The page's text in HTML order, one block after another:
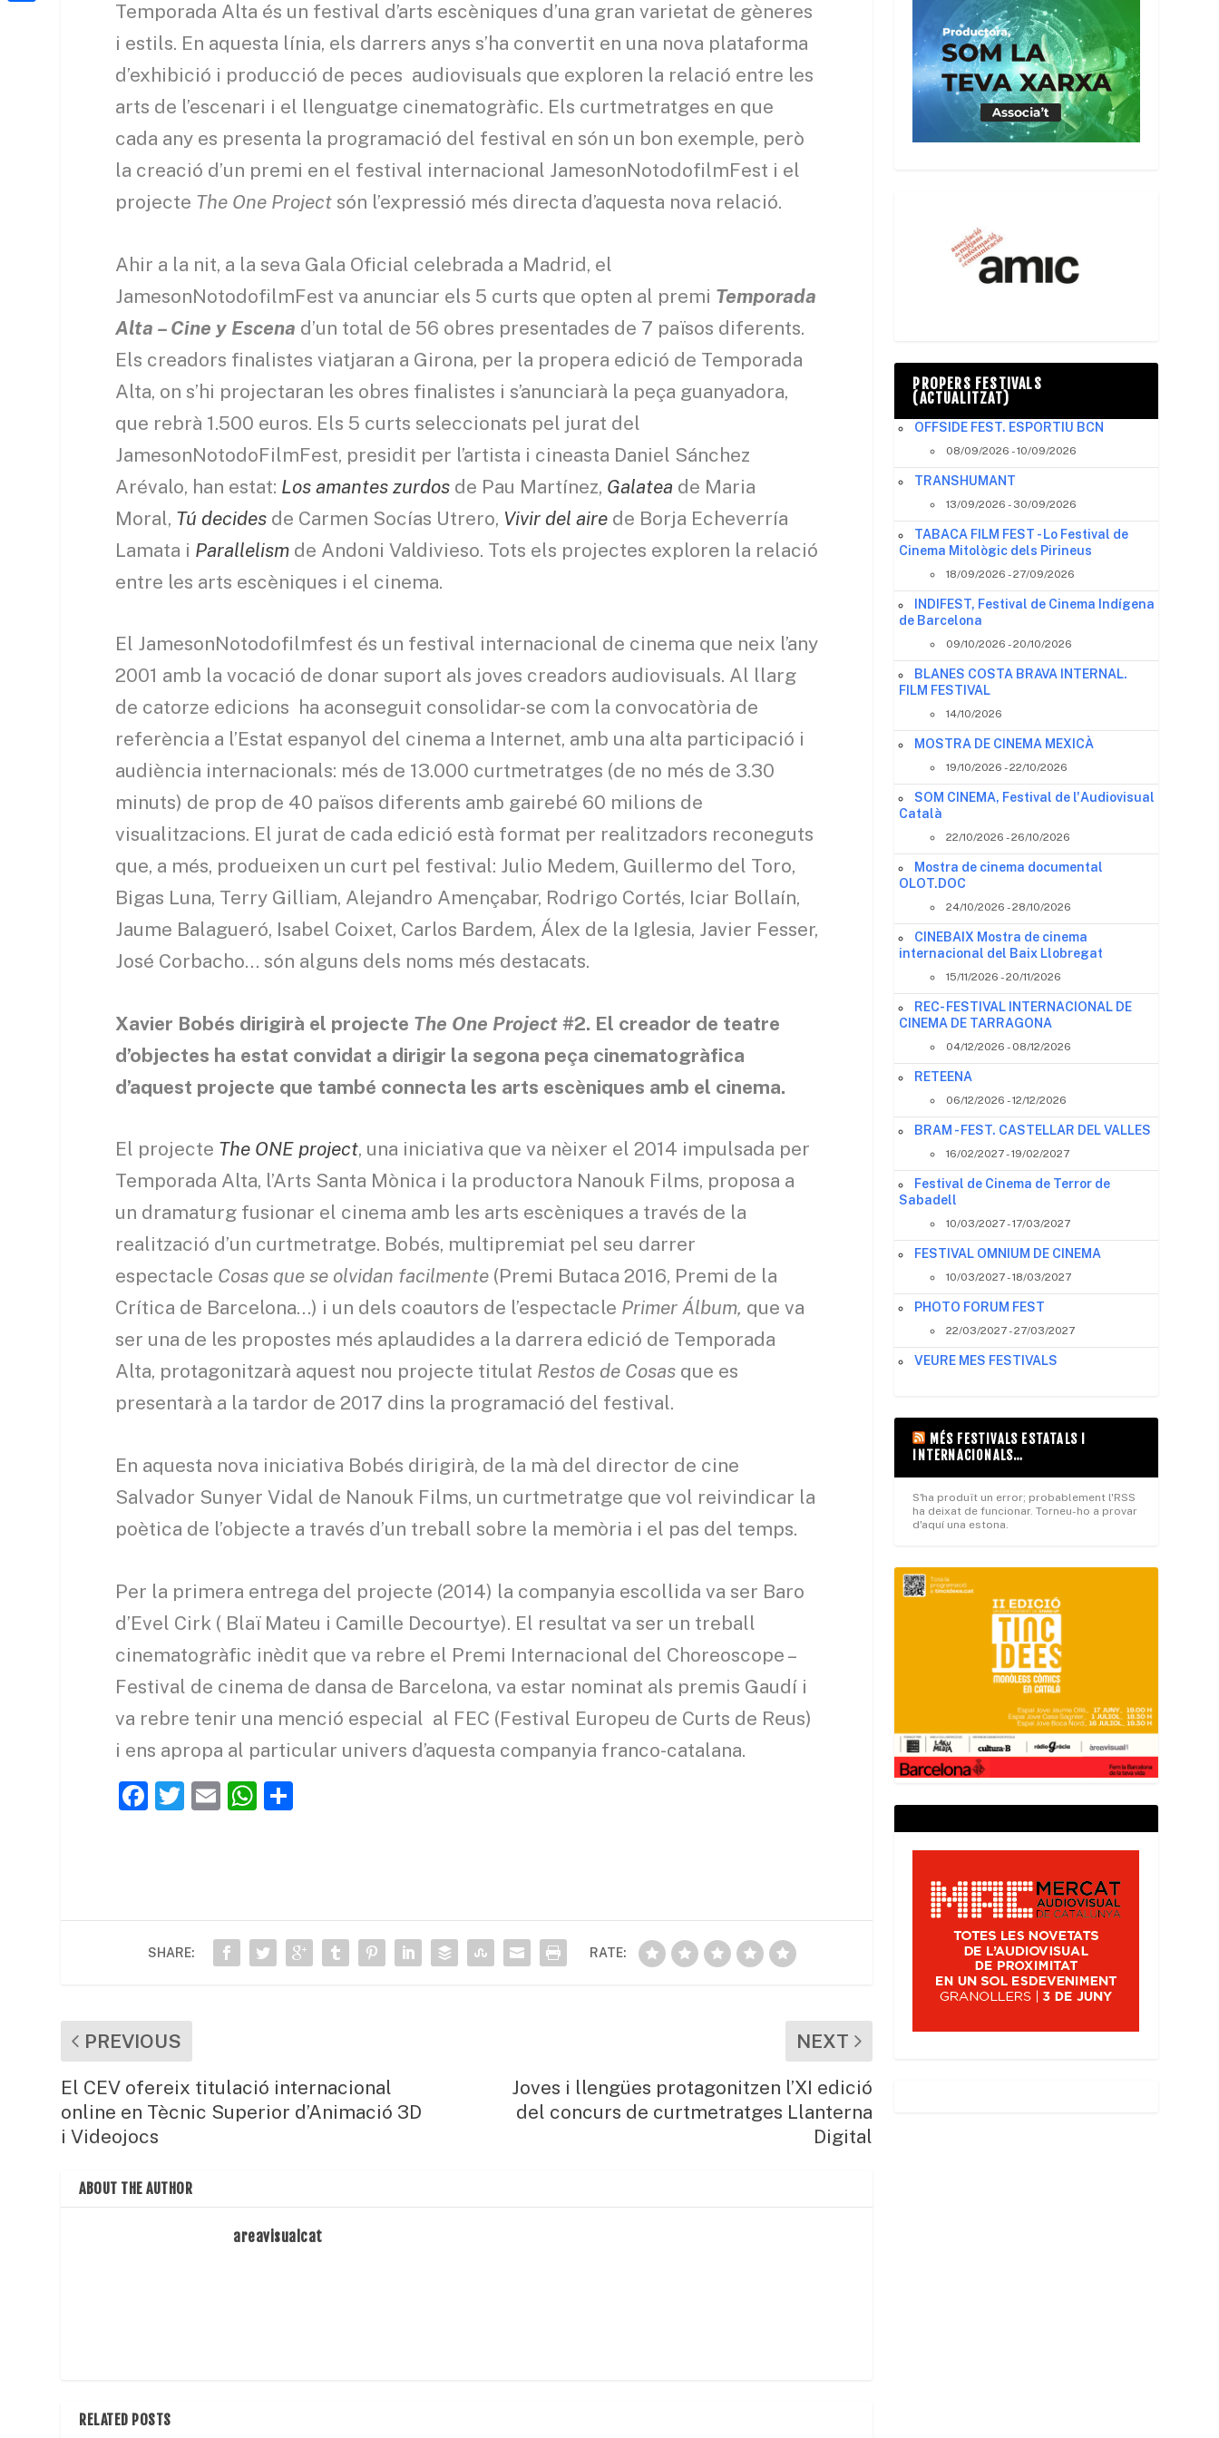
Temporada Alta és un festival d’arts escèniques d’una gran varietat de gèneres
i estils. En aquesta línia, els darrers anys s’ha convertit en una nova plataforma
d’exhibició i producció de peces audiovisuals que exploren la relació entre les
arts de l’escenari i el llenguatge cinematogràfic. Els curtmetratges en que
cada any es presenta la programació del festival en són un bon exemple, però
la creació d’un premi en el festival internacional JamesonNotodofilmFest i el
projecte The One Project són l’expressió més directa d’aquesta nova relació.
Ahir a la nit, a la seva Gala Oficial celebrada a Madrid, el
JamesonNotodofilmFest va anunciar els 5 curts que opten al premi Temporada
Alta – Cine y Escena d’un total de 56 obres presentades de 7 països diferents.
Els creadors finalistes viatjaran a Girona, per la propera edició de Temporada
Alta, on s’hi projectaran les obres finalistes i s’anunciarà la peça guanyadora,
que rebrà 1.500 euros. Els 5 curts seleccionats pel jurat del
JamesonNotodoFilmFest, presidit per l’artista i cineasta Daniel Sánchez
Arévalo, han estat: Los amantes zurdos de Pau Martínez, Galatea de Maria
Moral, Tú decides de Carmen Socías Utrero, Vivir del aire de Borja Echeverría
Lamata i Parallelism de Andoni Valdivieso. Tots els projectes exploren la relació
entre les arts escèniques i el cinema.
El JamesonNotodofilmfest és un festival internacional de cinema que neix l’any
2001 amb la vocació de donar suport als joves creadors audiovisuals. Al llarg
de catorze edicions ha aconseguit consolidar-se com la convocatòria de
referència a l’Estat espanyol del cinema a Internet, amb una alta participació i
audiència internacionals: més de 13.000 curtmetratges (de no més de 3.30
minuts) de prop de 40 països diferents amb gairebé 60 milions de
visualitzacions. El jurat de cada edició està format per realitzadors reconeguts
que, a més, produeixen un curt pel festival: Julio Medem, Guillermo del Toro,
Bigas Luna, Terry Gilliam, Alejandro Amençabar, Rodrigo Cortés, Iciar Bollaín,
Jaume Balagueró, Isabel Coixet, Carlos Bardem, Álex de la Iglesia, Javier Fesser,
José Corbacho… són alguns dels noms més destacats.
Xavier Bobés dirigirà el projecte The One Project #2. El creador de teatre
d’objectes ha estat convidat a dirigir la segona peça cinematogràfica
d’aquest projecte que també connecta les arts escèniques amb el cinema.
El projecte The ONE project, una iniciativa que va nèixer el 2014 impulsada per
Temporada Alta, l’Arts Santa Mònica i la productora Nanouk Films, proposa a
un dramaturg fusionar el cinema amb les arts escèniques a través de la
realització d’un curtmetratge. Bobés, multipremiat pel seu darrer
espectacle Cosas que se olvidan facilmente (Premi Butaca 2016, Premi de la
Crítica de Barcelona…) i un dels coautors de l’espectacle Primer Álbum, que va
ser una de les propostes més aplaudides a la darrera edició de Temporada
Alta, protagonitzarà aquest nou projecte titulat Restos de Cosas que es
presentarà a la tardor de 2017 dins la programació del festival.
En aquesta nova iniciativa Bobés dirigirà, de la mà del director de cine
Salvador Sunyer Vidal de Nanouk Films, un curtmetratge que vol reivindicar la
poètica de l’objecte a través d’un treball sobre la memòria i el pas del temps.
Per la primera entrega del projecte (2014) la companyia escollida va ser Baro
d’Evel Cirk ( Blaï Mateu i Camille Decourtye). El resultat va ser un treball
cinematogràfic inèdit que va rebre el Premi Internacional del Choreoscope –
Festival de cinema de dansa de Barcelona, va estar nominat als premis Gaudí i
va rebre tenir una menció especial al FEC (Festival Europeu de Curts de Reus)
i ens apropa al particular univers d’aquesta companyia franco-catalana.
F
b
o
T
E
W
A
p
p
ar
te
ix
SHARE: RATE:
PREVIOUS
El CEV ofereix titulació internacional
online en Tècnic Superior d’Animació 3D
i Videojocs
NEXT
Joves i llengües protagonitzen l’XI edició
del concurs de curtmetratges Llanterna
Digital
ABOUT THE AUTHOR
areavisualcat
RELATED POSTS
PROPERS FESTIVALS
(ACTUALITZAT)
OFFSIDE FEST. ESPORTIU BCN
08/09/2026 - 10/09/2026
TRANSHUMANT
13/09/2026 - 30/09/2026
TABACA FILM FEST - Lo Festival de
Cinema Mitològic dels Pirineus
18/09/2026 - 27/09/2026
INDIFEST, Festival de Cinema Indígena
de Barcelona
09/10/2026 - 20/10/2026
BLANES COSTA BRAVA INTERNAL.
FILM FESTIVAL
14/10/2026
MOSTRA DE CINEMA MEXICÀ
19/10/2026 - 22/10/2026
SOM CINEMA, Festival de l'Audiovisual
Català
22/10/2026 - 26/10/2026
Mostra de cinema documental
OLOT.DOC
24/10/2026 - 28/10/2026
CINEBAIX Mostra de cinema
internacional del Baix Llobregat
15/11/2026 - 20/11/2026
REC- FESTIVAL INTERNACIONAL DE
CINEMA DE TARRAGONA
04/12/2026 - 08/12/2026
RETEENA
06/12/2026 - 12/12/2026
BRAM - FEST. CASTELLAR DEL VALLES
16/02/2027 - 19/02/2027
Festival de Cinema de Terror de
Sabadell
10/03/2027 - 17/03/2027
FESTIVAL OMNIUM DE CINEMA
10/03/2027 - 18/03/2027
PHOTO FORUM FEST
22/03/2027 - 27/03/2027
VEURE MES FESTIVALS
MÉS FESTIVALS ESTATALS I
INTERNACIONALS…
S'ha produït un error; probablement l'RSS
ha deixat de funcionar. Torneu-ho a provar
d'aquí una estona.
h